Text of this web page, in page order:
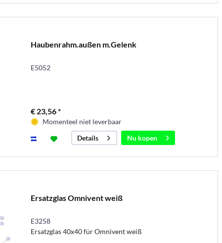
Haubenrahm.außen m.Gelenk
E5052
€ 23,56 *
Momenteel niet leverbaar
Details
Nu kopen
Ersatzglas Omnivent weiß
E3258
Ersatzglas 40x40 für Omnivent weiß